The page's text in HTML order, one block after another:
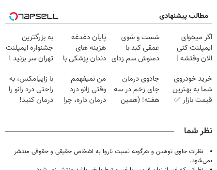
مطالب پیشنهادی
اگر میخوای
ایمپلنت کنی
الان وقتشه |
میلیون تومان!!!
شست و شوی
عمقی کبد با
دمنوش سم زدای
پایان دغدغه
هزینه های
دندان پزشکی با
خانگی
به بزرگترین
جشنواره ایمپلنت
تهران سر بزنید !
میلیون !
خرید خودروی
شما به بهترین
قیمت بازار ✅
جادوی درمان
جای زخم در سه
هفته! (همین
من نمیفهمم
وقتی زانو درد
درمان داره، چرا
با زاپیامکس، به
راحتی درد زانو را
درمان کنید!
نظر شما
نظرات حاوی توهین و هرگونه نسبت ناروا به اشخاص حقیقی و حقوقی منتشر
نمی‌شود.